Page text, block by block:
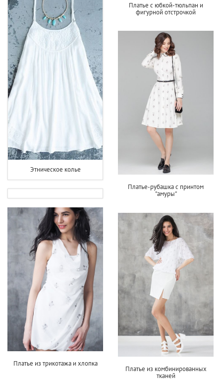
Платье с юбкой-тюльпан и
фигурной отстрочкой
Этническое колье
Платье-рубашка с принтом
"амуры"
Платье из трикотажа и хлопка
Платье из комбинированных
тканей